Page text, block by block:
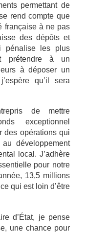
permettant de
rend compte que
française à ne pas
des dépôts et
pénalise les plus
prétendre à un
à déposer un
qu’il sera
de mettre
exceptionnel
des opérations qui
développement
local. J’adhère
pour notre
13,5 millions
qui est loin d’être
d’État, je pense
une chance pour